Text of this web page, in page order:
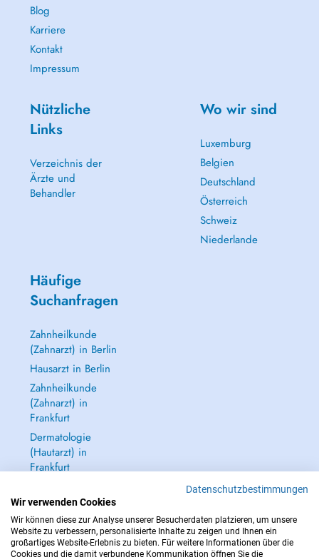
Blog
Karriere
Kontakt
Impressum
Nützliche
Links
Verzeichnis der
Ärzte und
Behandler
Wo wir sind
Luxemburg
Belgien
Deutschland
Österreich
Schweiz
Niederlande
Häufige
Suchanfragen
Zahnheilkunde
(Zahnarzt) in Berlin
Hausarzt in Berlin
Zahnheilkunde
(Zahnarzt) in
Frankfurt
Dermatologie
(Hautarzt) in
Frankfurt
Datenschutzbestimmungen
Wir verwenden Cookies
Wir können diese zur Analyse unserer Besucherdaten platzieren, um unsere
Website zu verbessern, personalisierte Inhalte zu zeigen und Ihnen ein
großartiges Website-Erlebnis zu bieten. Für weitere Informationen über die
Cookies und die damit verbundene Kommunikation öffnen Sie die